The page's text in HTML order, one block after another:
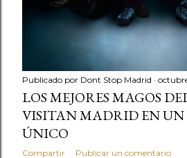
Publicado por Dont Stop Madrid
LOS MEJORES MAGOS
VISITAN MADRID EN UN
ÚNICO
Compartir Publicar un comentario